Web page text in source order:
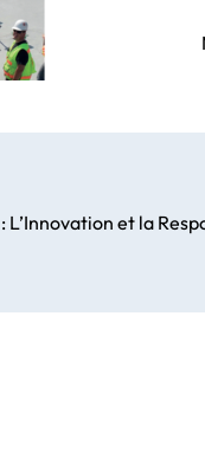
: L’Innovation et la